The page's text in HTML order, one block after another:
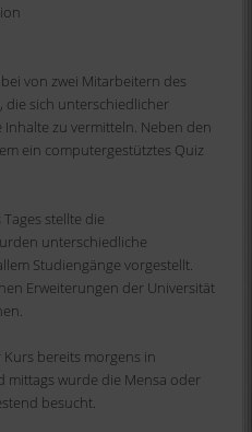
von zwei Mitarbeitern des
die sich unterschiedlicher
zu vermitteln. Neben den
ein computergestütztes Quiz
stellte die
unterschiedliche
Studiengänge vorgestellt.
Erweiterungen der Universität
bereits morgens in
mittags wurde die Mensa oder
besucht.